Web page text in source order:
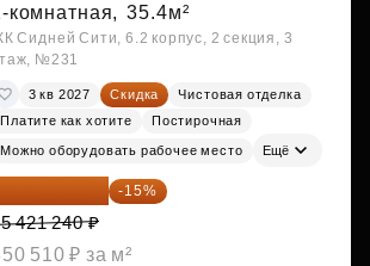
комнатная, 35.4м²
Сидней Сити, 6.2 корпус, 2 секция, 3
№231
3 кв 2027 Скидка
Чистовая отделка
Платите как хотите
Постирочная
Можно оборудовать рабочее место Ещё
30 108 054 ₽ -15%
421 240 ₽
510 ₽ за м²